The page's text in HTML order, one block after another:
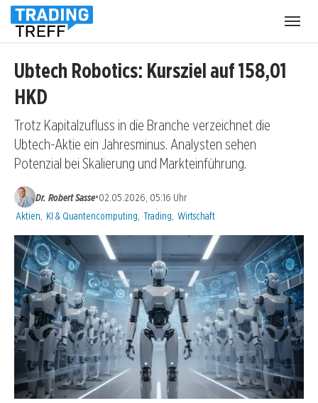
Ubtech Robotics: Kursziel auf 158,01
HKD
Trotz Kapitalzufluss in die Branche verzeichnet die
Ubtech-Aktie ein Jahresminus. Analysten sehen
Potenzial bei Skalierung und Markteinführung.
Dr. Robert Sasse•02.05.2026, 05:16 Uhr
Kategorien:
Aktien KI & Quantencomputing Trading Wirtschaft